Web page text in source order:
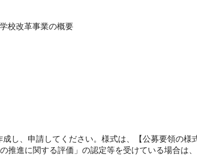
校改革事業の概要
し、申請してください。様式は、【公募要領の様
推進に関する評価」の認定等を受けている場合は